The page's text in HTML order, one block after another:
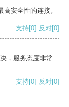
安全性的连接。
支持[0] 反对[0]
，服务态度非常
支持[0] 反对[0]